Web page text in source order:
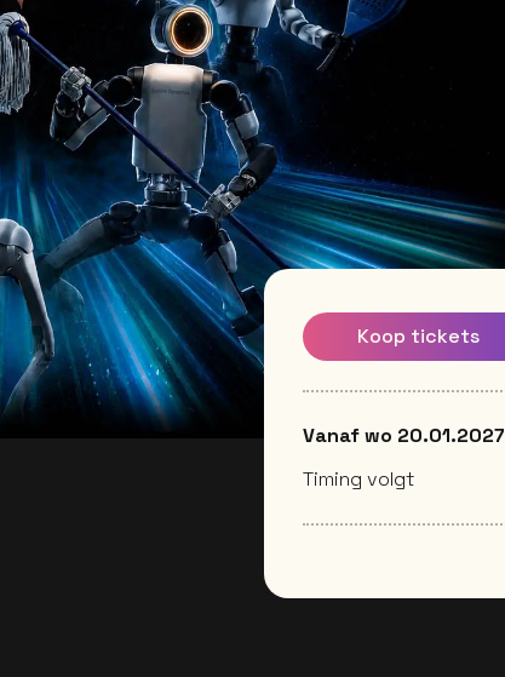
Koop tickets
Vanaf wo 20.01.2027
Timing volgt